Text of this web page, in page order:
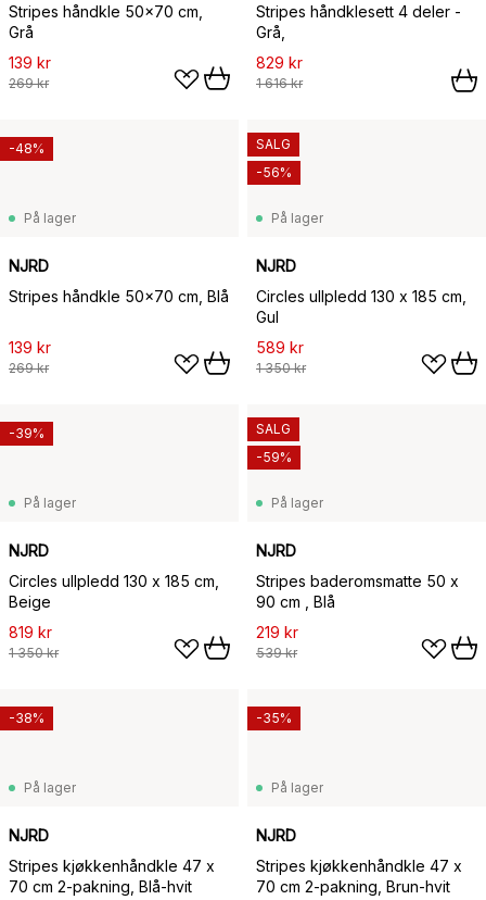
Stripes håndkle 50x70 cm,
Grå
139 kr
269 kr
Stripes håndklesett 4 deler -
Grå,
829 kr
1 616 kr
På lager
NJRD
Stripes håndkle 50x70 cm, Blå
139 kr
269 kr
-48%
På lager
NJRD
Circles ullpledd 130 x 185 cm,
Gul
589 kr
1 350 kr
SALG
-56%
På lager
NJRD
Circles ullpledd 130 x 185 cm,
Beige
819 kr
1 350 kr
-39%
På lager
NJRD
Stripes baderomsmatte 50 x
90 cm , Blå
219 kr
539 kr
SALG
-59%
På lager
NJRD
Stripes kjøkkenhåndkle 47 x
70 cm 2-pakning, Blå-hvit
-38%
På lager
NJRD
Stripes kjøkkenhåndkle 47 x
70 cm 2-pakning, Brun-hvit
-35%